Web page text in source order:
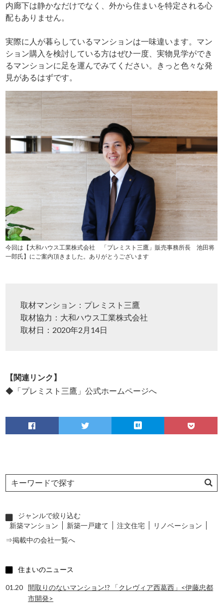
内廊下は静かなだけでなく、外から住まいを特定される心
配もありません。
実際に人が暮らしているマンションは一味違います。マン
ション購入を検討している方はぜひ一度、実物見学ができ
るマンションに足を運んでみてください。きっと色々な発
見があるはずです。
今回は【大和ハウス工業株式会社 「プレミスト三鷹」販売事務所長 池田将
一郎氏】にご案内頂きました。ありがとうございます
取材マンション：プレミスト三鷹
取材協力：大和ハウス工業株式会社
取材日：2020年2月14日
【関連リンク】
◆「プレミスト三鷹」公式ホームページへ
ジャンルで絞り込む
新築マンション 新築一戸建て 注文住宅
リノベーション
⇒掲載中の会社一覧へ
住まいのニュース
01.20
間取りのないマンション!? 「クレヴィア西葛西」<伊藤忠都
市開発>